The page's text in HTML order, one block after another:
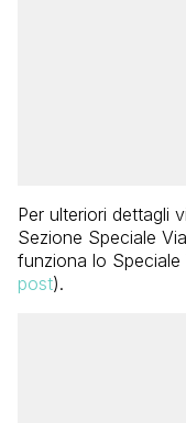
Per ulteriori dettagli
Sezione Speciale
funziona lo
post).